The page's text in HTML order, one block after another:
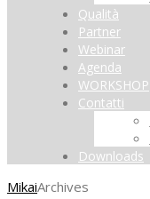
Qualità
Partner
Webinar
Agenda
WORKSHOP
Contatti
Downloads
MikaiArchives